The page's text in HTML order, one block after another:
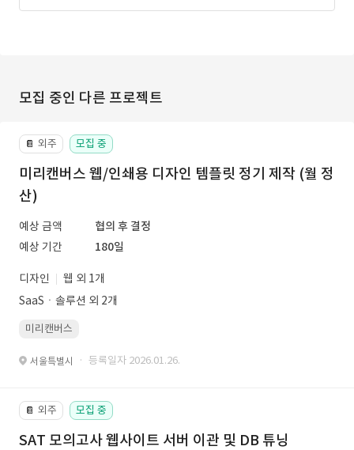
모집 중인 다른 프로젝트
📔 외주 모집 중
미리캔버스 웹/인쇄용 디자인 템플릿 정기 제작 (월 정
산)
예상 금액
협의 후 결정
예상 기간
180일
디자인
웹 외 1개
SaaSㆍ솔루션 외 2개
미리캔버스
서울특별시 · 등록일자 2026.01.26.
📔 외주 모집 중
SAT 모의고사 웹사이트 서버 이관 및 DB 튜닝